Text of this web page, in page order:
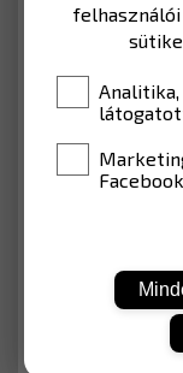
használható
450
ANYAG EGP
Nettó: 9 490 Ft